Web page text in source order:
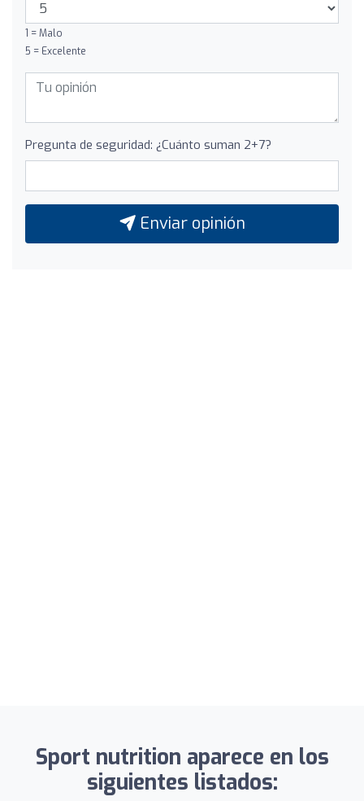
1 = Malo
5 = Excelente
Pregunta de seguridad: ¿Cuánto suman 2+7?
Enviar opinión
Sport nutrition aparece en los
siguientes listados: